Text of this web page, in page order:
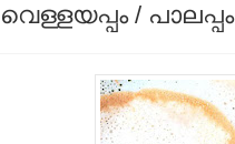
വെള്ളയപ്പം / പാലപ്പം